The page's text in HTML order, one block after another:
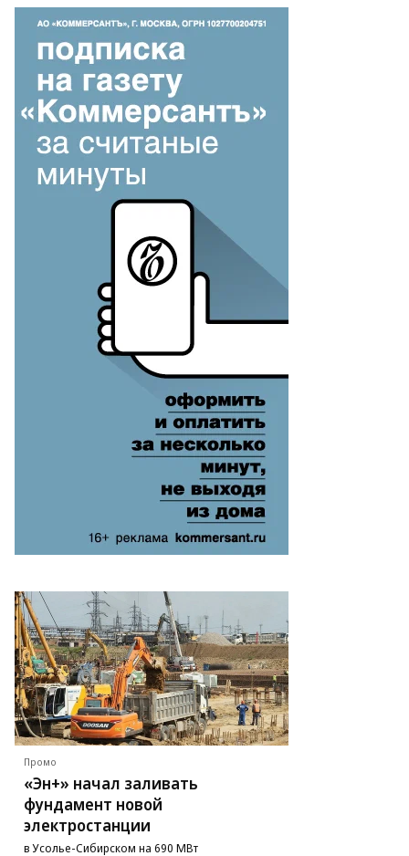
Промо
«Эн+» начал заливать
фундамент новой
электростанции
в Усолье-Сибирском на 690 МВт